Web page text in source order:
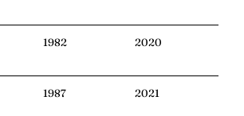
1982 2020
1987 2021